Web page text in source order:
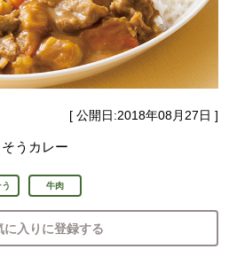
[ 公開日:2018年08月27日 ]
うカレー
牛肉
に入りに登録する